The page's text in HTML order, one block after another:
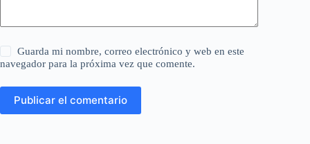
Guarda mi nombre, correo electrónico y web en este
navegador para la próxima vez que comente.
Publicar el comentario